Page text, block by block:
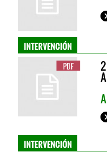
INTERVENCIÓN
PDF
INTERVENCIÓN